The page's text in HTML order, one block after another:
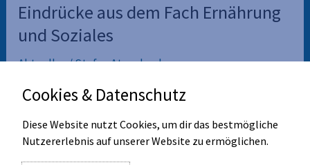
Eindrücke aus dem Fach Ernährung
und Soziales
Aktuelles/Stefan Atzenbeck
Die Schülerinnen und Schüler der 8. Klasse kreierten
sommerliches Menü.
Cookies & Datenschutz
Diese Website nutzt Cookies, um dir das bestmögliche
Nutzererlebnis auf unserer Website zu ermöglichen.